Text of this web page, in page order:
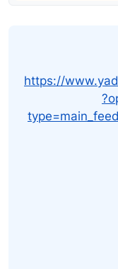
https://